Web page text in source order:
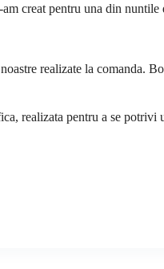
creat pentru una din
realizate la comanda.
realizata pentru a se